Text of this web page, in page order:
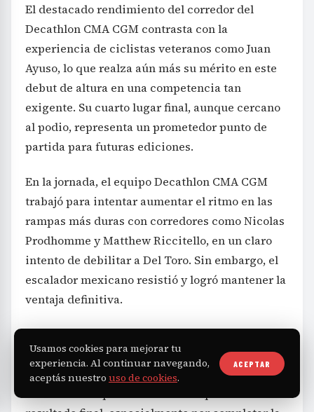
El destacado rendimiento del corredor del
Decathlon CMA CGM contrasta con la
experiencia de ciclistas veteranos como Juan
Ayuso, lo que realza aún más su mérito en este
debut de altura en una competencia tan
exigente. Su cuarto lugar final, aunque cercano
al podio, representa un prometedor punto de
partida para futuras ediciones.
En la jornada, el equipo Decathlon CMA CGM
trabajó para intentar aumentar el ritmo en las
rampas más duras con corredores como Nicolas
Prodhomme y Matthew Riccitello, en un claro
intento de debilitar a Del Toro. Sin embargo, el
escalador mexicano resistió y logró mantener la
ventaja definitiva.
Seixas reconoció la dificultad del día y explicó
que intentaron «todo para que Del Toro se
rindiera», pero que simplemente el rival fue
Usamos cookies para mejorar tu
experiencia. Al continuar navegando,
aceptás nuestro uso de cookies.
ACEPTAR